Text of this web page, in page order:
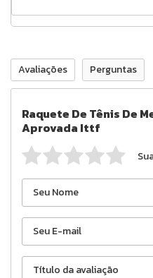
Avaliações Perguntas
Raquete De Tênis De
Aprovada Ittf